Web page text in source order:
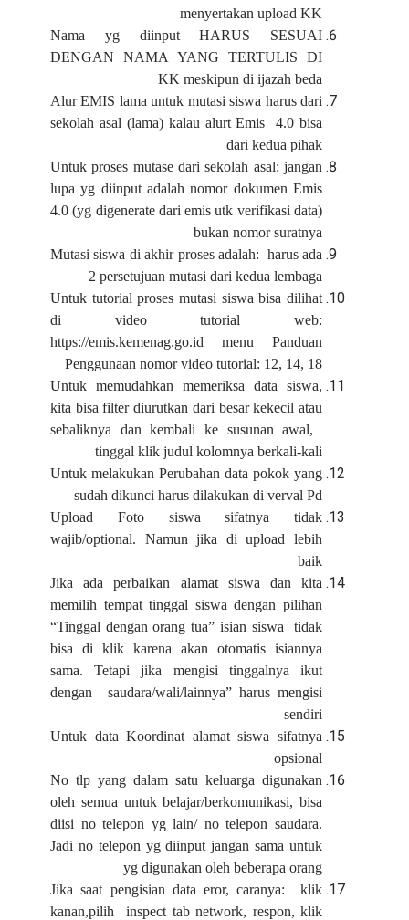
menyertakan upload KK
Nama yg diinput HARUS SESUAI
DENGAN NAMA YANG TERTULIS DI
KK meskipun di ijazah beda
Alur EMIS lama untuk mutasi siswa harus dari
sekolah asal (lama) kalau alurt Emis 4.0 bisa
dari kedua pihak
Untuk proses mutase dari sekolah asal: jangan
lupa yg diinput adalah nomor dokumen Emis
4.0 (yg digenerate dari emis utk verifikasi data)
bukan nomor suratnya
Mutasi siswa di akhir proses adalah: harus ada
2 persetujuan mutasi dari kedua lembaga
Untuk tutorial proses mutasi siswa bisa dilihat
di video tutorial web:
https://emis.kemenag.go.id menu Panduan
Penggunaan nomor video tutorial: 12, 14, 18
Untuk memudahkan memeriksa data siswa,
kita bisa filter diurutkan dari besar kekecil atau
sebaliknya dan kembali ke susunan awal,
tinggal klik judul kolomnya berkali-kali
Untuk melakukan Perubahan data pokok yang
sudah dikunci harus dilakukan di verval Pd
Upload Foto siswa sifatnya tidak
wajib/optional. Namun jika di upload lebih
baik
Jika ada perbaikan alamat siswa dan kita
memilih tempat tinggal siswa dengan pilihan
“Tinggal dengan orang tua” isian siswa tidak
bisa di klik karena akan otomatis isiannya
sama. Tetapi jika mengisi tinggalnya ikut
dengan saudara/wali/lainnya” harus mengisi
sendiri
Untuk data Koordinat alamat siswa sifatnya
opsional
No tlp yang dalam satu keluarga digunakan
oleh semua untuk belajar/berkomunikasi, bisa
diisi no telepon yg lain/ no telepon saudara.
Jadi no telepon yg diinput jangan sama untuk
yg digunakan oleh beberapa orang
Jika saat pengisian data eror, caranya: klik
kanan,pilih inspect tab network, respon, klik